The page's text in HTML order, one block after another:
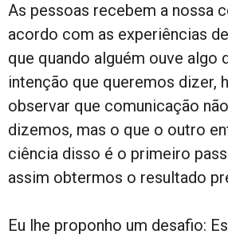
As pessoas recebem a nossa
acordo com as experiências
que quando alguém ouve algo
intenção que queremos dizer,
observar que comunicação
dizemos, mas o que o outro
ciência disso é o primeiro
assim obtermos o resultado
Eu lhe proponho um desafio: